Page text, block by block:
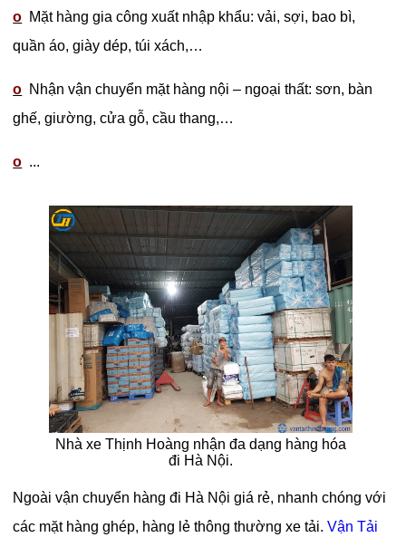
o Mặt hàng gia công xuất nhập khẩu: vải, sợi, bao bì,
quần áo, giày dép, túi xách,…
o Nhận vận chuyển mặt hàng nội – ngoại thất: sơn, bàn
ghế, giường, cửa gỗ, cầu thang,…
o ...
Nhà xe Thịnh Hoàng nhận đa dạng hàng hóa
đi Hà Nội.
Ngoài vận chuyển hàng đi Hà Nội giá rẻ, nhanh chóng với
các mặt hàng ghép, hàng lẻ thông thường xe tải.Vận Tải